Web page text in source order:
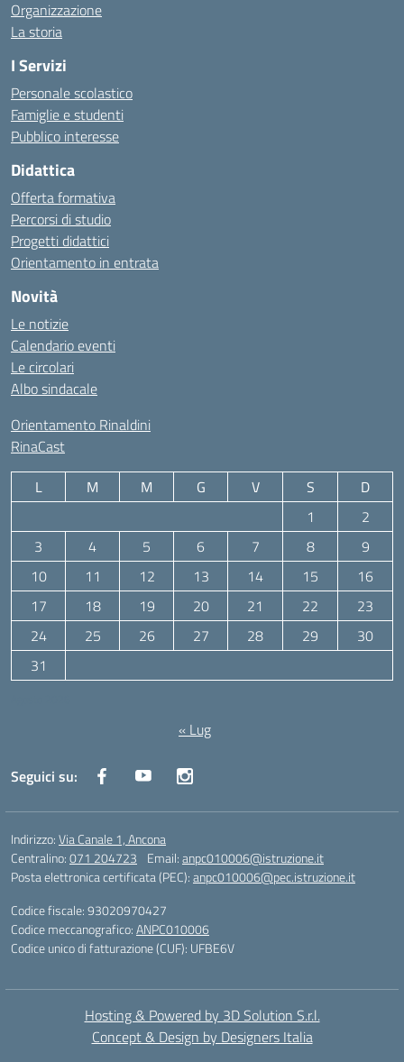
Organizzazione
La storia
I Servizi
Personale scolastico
Famiglie e studenti
Pubblico interesse
Didattica
Offerta formativa
Percorsi di studio
Progetti didattici
Orientamento in entrata
Novità
Le notizie
Calendario eventi
Le circolari
Albo sindacale
Orientamento Rinaldini
RinaCast
L M M G V S
D
1
2
3
4 5 6 7 8
9
10
11 12 13 14 15
16
17
18 19 20 21 22
23
24
25 26 27 28 29
30
31
« Lug
Seguici su:
Indirizzo:Via Canale 1, Ancona
Centralino:071 204723 Email:anpc010006@istruzione.it
Posta elettronica certificata (PEC):anpc010006@pec.istruzione.it
Codice fiscale: 93020970427
Codice meccanografico:ANPC010006
Codice unico di fatturazione (CUF): UFBE6V
Hosting & Powered by 3D Solution S.r.l.
Concept & Design by Designers Italia